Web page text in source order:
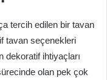
tercih edilen bir tavan
tavan seçenekleri
dekoratif ihtiyaçları
olan pek çok